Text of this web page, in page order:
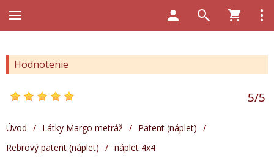
Hodnotenie
5/5
Úvod / Látky Margo metráž / Patent (náplet) /
Rebrový patent (náplet) / náplet 4x4